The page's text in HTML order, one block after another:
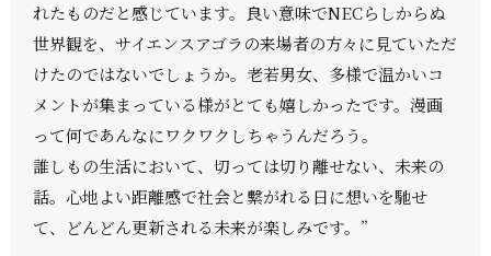
れたものだと感じています。良い意味でNECらしからぬ
世界観を、サイエンスアゴラの来場者の方々に見ていただ
けたのではないでしょうか。老若男女、多様で温かいコ
メントが集まっている様がとても嬉しかったです。漫画
って何であんなにワクワクしちゃうんだろう。
誰しもの生活において、切っては切り離せない、未来の
話。心地よい距離感で社会と繫がれる日に想いを馳せ
て、どんどん更新される未来が楽しみです。”